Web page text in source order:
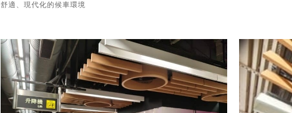
舒適、現代化的候車環境